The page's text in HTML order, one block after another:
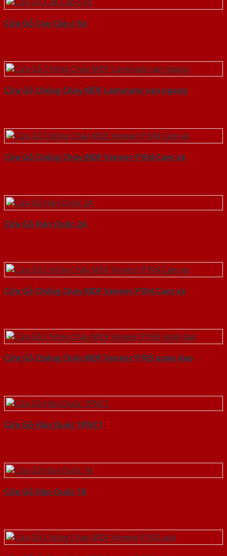
Cửa Gỗ Cao Cấp o fix
Cửa Gỗ Chống Cháy MDF Laminate van ngang
Cửa Gỗ Chống Cháy MDF Veneer P1R4 Cam xe
Cửa Gỗ Hàn Quốc 2A
Cửa Gỗ Chống Cháy MDF Veneer P1R4 Cam xe
Cửa Gỗ Chống Cháy MDF Veneer P1R5 xoan dao
Cửa Gỗ Hàn Quốc 1PNC1
Cửa Gỗ Hàn Quốc 1K